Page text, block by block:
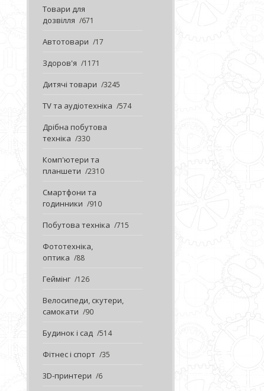
Товари для
дозвілля
671
Автотовари 17
Здоров'я 1171
Дитячі товари 3245
TV та аудіотехніка 574
Дрібна побутова
техніка
330
Комп'ютери та
планшети
2310
Смартфони та
годинники
910
Побутова техніка 715
Фототехніка,
оптика
88
Геймінг 126
Велосипеди, скутери,
самокати
90
Будинок і сад 514
Фітнес і спорт 35
3D-принтери 6